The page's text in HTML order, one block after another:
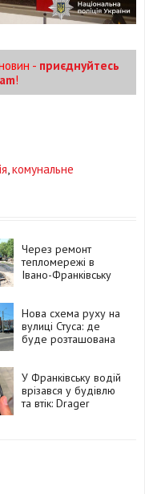
- приєднуйтесь
!
,комунальне
Через ремонт
тепломережі в
Івано-Франківську
Нова схема руху на
вулиці Стуса: де
буде розташована
У Франківську водій
врізався у будівлю
та втік: Drager